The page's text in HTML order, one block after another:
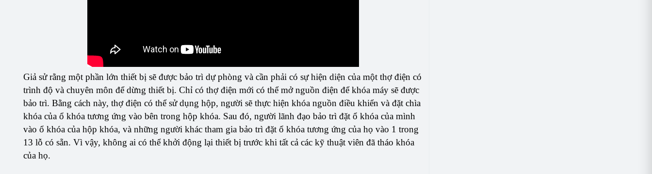
Giả sử rằng một phần lớn thiết bị sẽ được bảo trì dự phòng và cần phải có sự hiện diện của một thợ điện có
trình độ và chuyên môn để dừng thiết bị. Chỉ có thợ điện mới có thể mở nguồn điện để khóa máy sẽ được
bảo trì. Bằng cách này, thợ điện có thể sử dụng hộp, người sẽ thực hiện khóa nguồn điều khiển và đặt chìa
khóa của ổ khóa tương ứng vào bên trong hộp khóa. Sau đó, người lãnh đạo bảo trì đặt ổ khóa của mình
vào ổ khóa của hộp khóa, và những người khác tham gia bảo trì đặt ổ khóa tương ứng của họ vào 1 trong
13 lỗ có sẵn. Vì vậy, không ai có thể khởi động lại thiết bị trước khi tất cả các kỹ thuật viên đã tháo khóa
của họ.